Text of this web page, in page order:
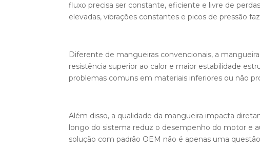
fluxo precisa ser constante, eficiente e livre de
elevadas, vibrações constantes e picos de pressão
Diferente de mangueiras convencionais, a
resistência superior ao calor e maior estabilidade
problemas comuns em materiais inferiores ou não
Além disso, a qualidade da mangueira impacta
longo do sistema reduz o desempenho do motor e
solução com padrão OEM não é apenas uma